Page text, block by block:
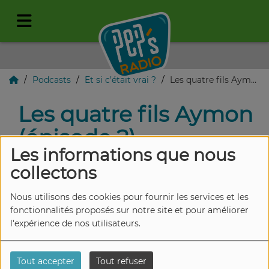
Les informations que nous
collectons
Nous utilisons des cookies pour fournir les services et les
fonctionnalités proposés sur notre site et pour améliorer
l'expérience de nos utilisateurs.
Tout accepter Tout refuser
Podcasts Et si c’était vrai ? Les quatre fils Aymon (épisode 2)
Les quatre fils Aymon
(épisode 2)